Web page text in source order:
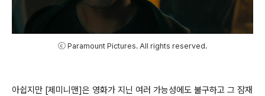
ⓒ Paramount Pictures. All rights reserved.
아쉽지만 [제미니맨]은 영화가 지닌 여러 가능성에도 불구하고 그 잠재